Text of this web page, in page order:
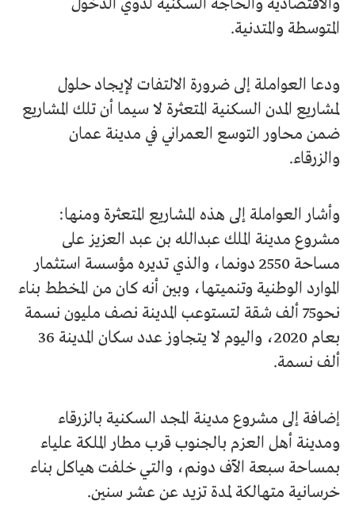
والاقتصادية والحاجة السكنية لذوي الدخول
المتوسطة والمتدنية.
ودعا العواملة إلى ضرورة الالتفات لإيجاد حلول
لمشاريع المدن السكنية المتعثرة لا سيما أن تلك المشاريع
ضمن محاور التوسع العمراني في مدينة عمان
والزرقاء.
وأشار العواملة إلى هذه المشاريع المتعثرة ومنها:
مشروع مدينة الملك عبدالله بن عبد العزيز على
مساحة 2550 دونما، والذي تديره مؤسسة استثمار
الموارد الوطنية وتنميتها، وبين أنه كان من المخطط بناء
نحو75 ألف شقة لتستوعب المدينة نصف مليون نسمة
بعام 2020، واليوم لا يتجاوز عدد سكان المدينة 36
ألف نسمة.
إضافة إلى مشروع مدينة المجد السكنية بالزرقاء
ومدينة أهل العزم بالجنوب قرب مطار الملكة علياء
بمساحة سبعة الآف دونم، والتي خلفت هياكل بناء
خرسانية متهالكة لمدة تزيد عن عشر سنين.